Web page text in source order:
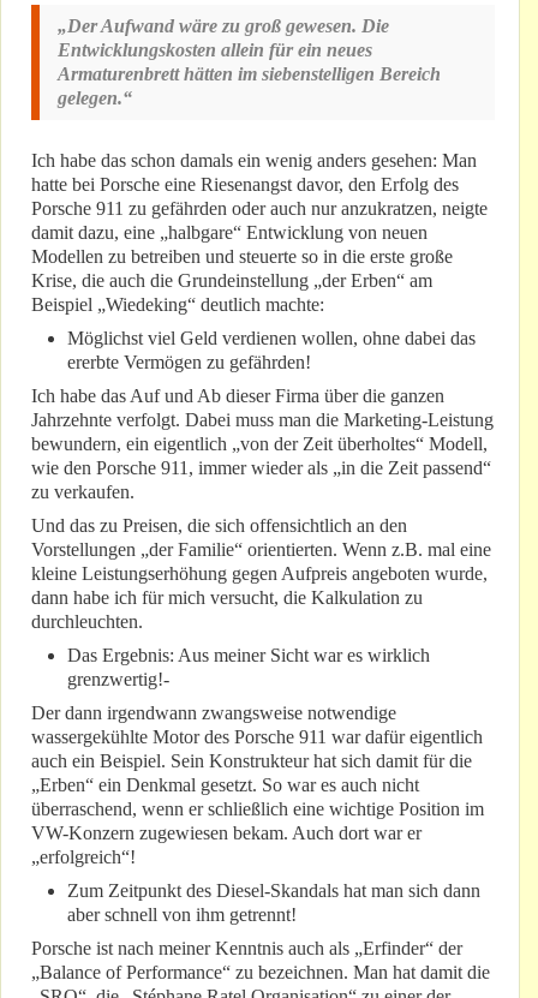
„Der Aufwand wäre zu groß gewesen. Die
Entwicklungskosten allein für ein neues
Armaturenbrett hätten im siebenstelligen Bereich
gelegen.“
Ich habe das schon damals ein wenig anders gesehen: Man
hatte bei Porsche eine Riesenangst davor, den Erfolg des
Porsche 911 zu gefährden oder auch nur anzukratzen, neigte
damit dazu, eine „halbgare“ Entwicklung von neuen
Modellen zu betreiben und steuerte so in die erste große
Krise, die auch die Grundeinstellung „der Erben“ am
Beispiel „Wiedeking“ deutlich machte:
Möglichst viel Geld verdienen wollen, ohne dabei das
ererbte Vermögen zu gefährden!
Ich habe das Auf und Ab dieser Firma über die ganzen
Jahrzehnte verfolgt. Dabei muss man die Marketing-Leistung
bewundern, ein eigentlich „von der Zeit überholtes“ Modell,
wie den Porsche 911, immer wieder als „in die Zeit passend“
zu verkaufen.
Und das zu Preisen, die sich offensichtlich an den
Vorstellungen „der Familie“ orientierten. Wenn z.B. mal eine
kleine Leistungserhöhung gegen Aufpreis angeboten wurde,
dann habe ich für mich versucht, die Kalkulation zu
durchleuchten.
Das Ergebnis: Aus meiner Sicht war es wirklich
grenzwertig!-
Der dann irgendwann zwangsweise notwendige
wassergekühlte Motor des Porsche 911 war dafür eigentlich
auch ein Beispiel. Sein Konstrukteur hat sich damit für die
„Erben“ ein Denkmal gesetzt. So war es auch nicht
überraschend, wenn er schließlich eine wichtige Position im
VW-Konzern zugewiesen bekam. Auch dort war er
„erfolgreich“!
Zum Zeitpunkt des Diesel-Skandals hat man sich dann
aber schnell von ihm getrennt!
Porsche ist nach meiner Kenntnis auch als „Erfinder“ der
„Balance of Performance“ zu bezeichnen. Man hat damit die